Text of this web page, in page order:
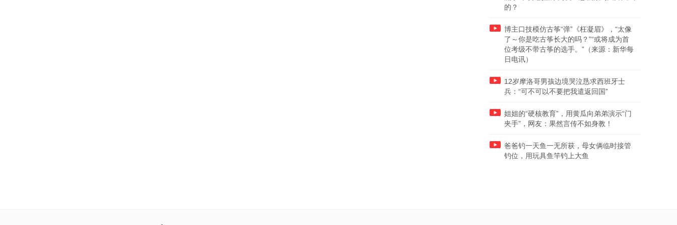
的？
博主口技模仿古筝“弹”《枉凝眉》，“太像
了～你是吃古筝长大的吗？”“或将成为首
位考级不带古筝的选手。”（来源：新华每
日电讯）
12岁摩洛哥男孩边境哭泣恳求西班牙士
兵：“可不可以不要把我遣返回国”
姐姐的“硬核教育”，用黄瓜向弟弟演示“门
夹手”，网友：果然言传不如身教！
爸爸钓一天鱼一无所获，母女俩临时接管
钓位，用玩具鱼竿钓上大鱼